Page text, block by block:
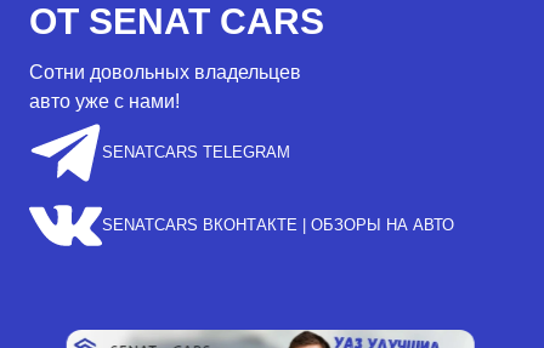
ОТ SENAT CARS
Сотни довольных владельцев
авто уже с нами!
SENATCARS TELEGRAM
SENATCARS ВКОНТАКТЕ | ОБЗОРЫ НА АВТО